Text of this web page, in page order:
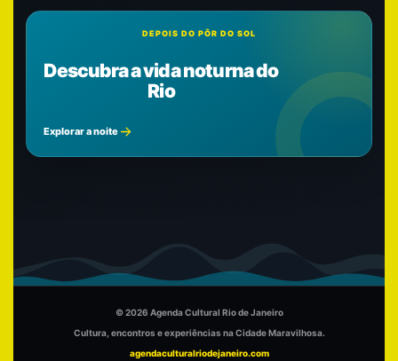
DEPOIS DO PÔR DO SOL
Descubra a vida noturna do
Rio
Explorar a noite
© 2026 Agenda Cultural Rio de Janeiro
Cultura, encontros e experiências na Cidade Maravilhosa.
agendaculturalriodejaneiro.com